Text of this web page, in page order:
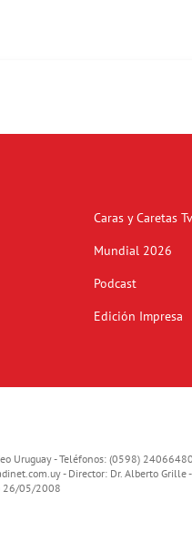
Caras y Caretas Tv
Mundial 2026
Podcast
Edición Impresa
Uruguay - Teléfonos: (0598)
- Director: Dr. Alberto Grille
26/05/2008